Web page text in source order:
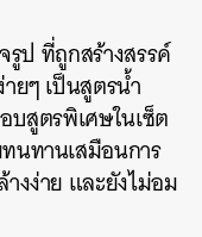
ป ที่ถูกสร้างสรรค์
ยๆ เป็นสูตรน้ำ
สูตรพิเศษในเซ็ต
นทานเสมือนการ
งง่าย และยังไม่อม